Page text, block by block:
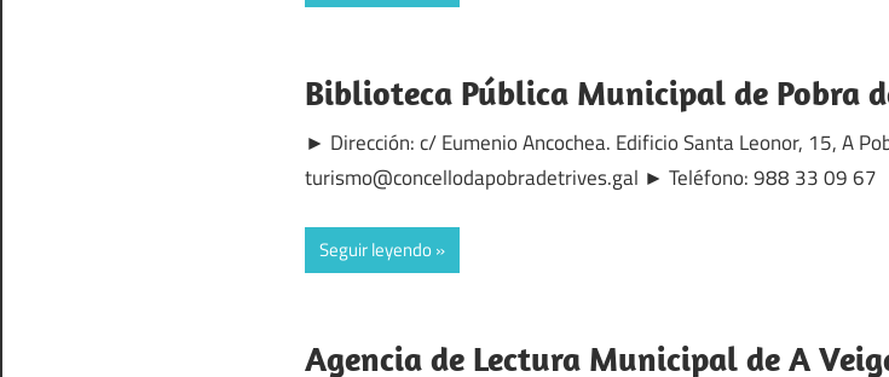
Biblioteca Pública Municipal de Pobra
► Dirección: c/ Eumenio Ancochea. Edificio Santa Leonor, 15, A
turismo@concellodapobradetrives.gal ► Teléfono: 988 33 09 67
Seguir leyendo
Agencia de Lectura Municipal de A